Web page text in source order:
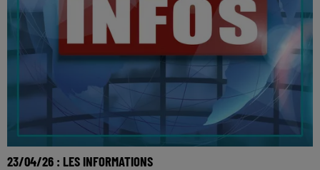
23/04/26 : LES INFORMATIONS